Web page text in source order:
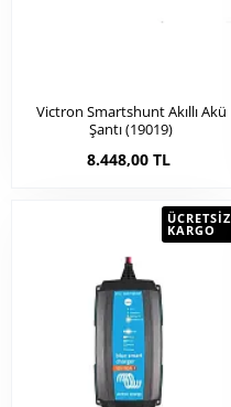
Victron Smartshunt Akıllı Akü
Şantı (19019)
8.448,00 TL
ÜCRETSIZ
KARGO